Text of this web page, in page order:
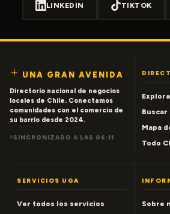
LINKEDIN TIKTOK
UNA GRAN AVENIDA
Directorio nacional de negocios
locales de Chile. Conectamos
comunidades con el comercio de
su barrio desde 2024.
SINCRONIZADO A LAS 06:11
Buscar
Mapa
Todo
SERVICIOS UGA
Ver todos los servicios
Sobre